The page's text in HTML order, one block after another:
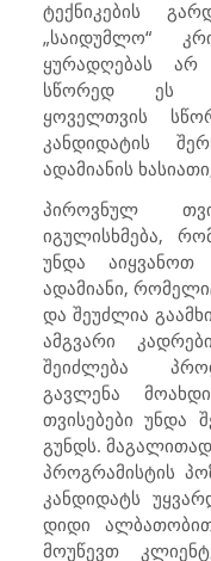
ტექნიკების
„საიდუმლო“
ყურადღებას არ
სწორედ ეს
ყოველთვის
კანდიდატის
ადამიანის
პიროვნულ
იგულისხმება,
უნდა
ადამიანი,
და შეუძლია
ამგვარი
შეიძლება
გავლენა
თვისებები უნდა
გუნდს.
პროგრამისტის
კანდიდატს
დიდი
მოუწევთ